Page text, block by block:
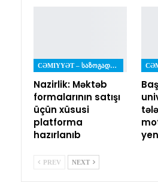
CƏMIYYƏT – ᲡᲐᲖᲝᲒᲐᲓᲝᲔᲑᲐ
Nazirlik: Məktəb
formalarının satışı
üçün xüsusi
platforma
hazırlanıb
PREV NEXT